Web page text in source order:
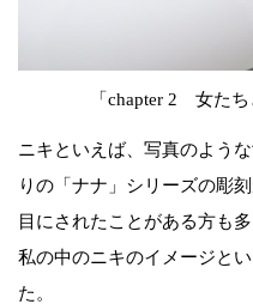
「chapter 2 女た
ニキといえば、写真のよう
りの「ナナ」シリーズの彫刻
目にされたことがある方も
私の中のニキのイメージと
た。